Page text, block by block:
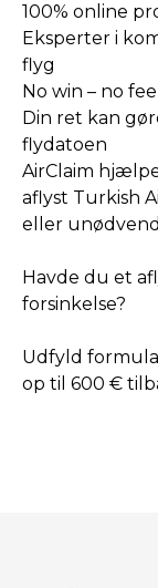
100% online
Eksperter i
flyg
No win – no fee
Din ret kan
flydatoen
AirClaim
aflyst Turkish
eller
Havde du et
forsinkelse?
Udfyld
op til 600 €